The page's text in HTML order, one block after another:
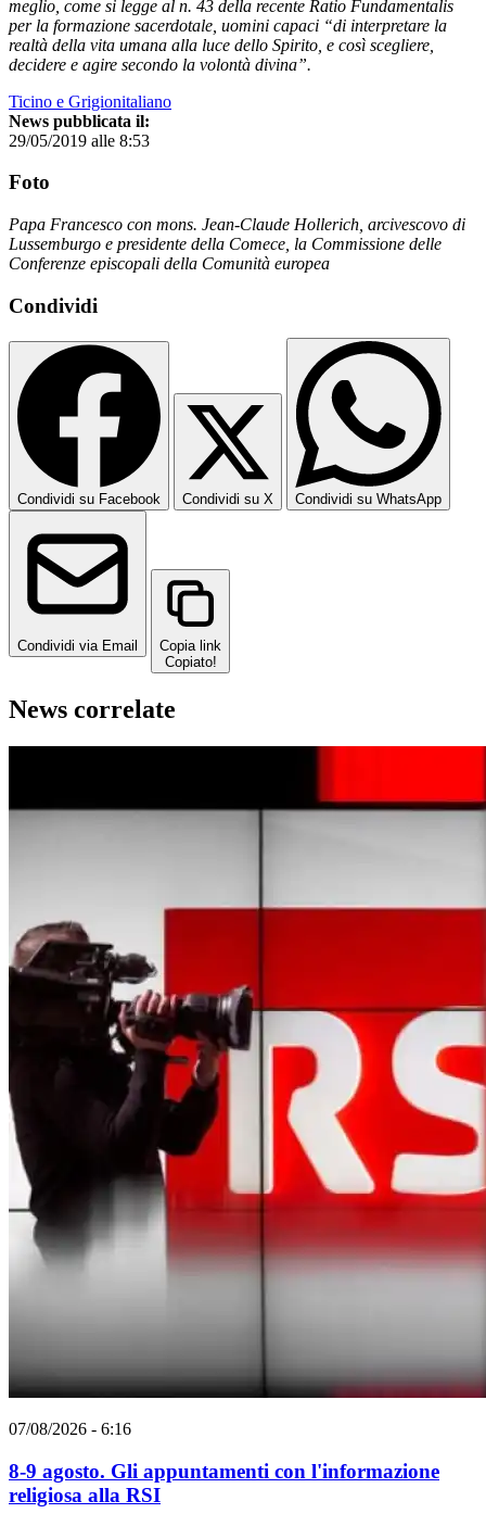
meglio, come si legge al n. 43 della recente Ratio Fundamentalis
per la formazione sacerdotale, uomini capaci “di interpretare la
realtà della vita umana alla luce dello Spirito, e così scegliere,
decidere e agire secondo la volontà divina”.
Ticino e Grigionitaliano
News pubblicata il:
29/05/2019 alle 8:53
Foto
Papa Francesco con mons. Jean-Claude Hollerich, arcivescovo di
Lussemburgo e presidente della Comece, la Commissione delle
Conferenze episcopali della Comunità europea
Condividi
Condividi su Facebook Condividi su X Condividi su WhatsApp
Condividi via Email
Copia link
Copiato!
News correlate
07/08/2026 - 6:16
8-9 agosto. Gli appuntamenti con l'informazione
religiosa alla RSI